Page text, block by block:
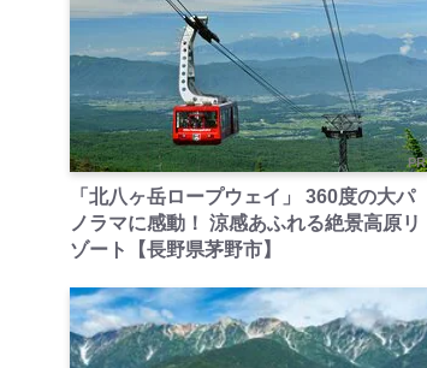
PR
「北八ヶ岳ロープウェイ」 360度の大パ
ノラマに感動！ 涼感あふれる絶景高原リ
ゾート【長野県茅野市】